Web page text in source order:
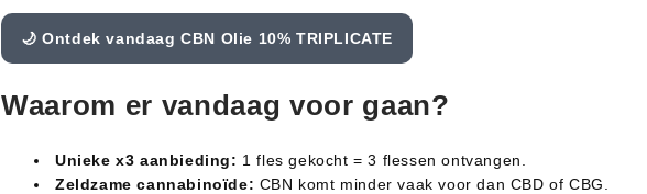
🌙 Ontdek vandaag CBN Olie 10% TRIPLICATE
Waarom er vandaag voor gaan?
Unieke x3 aanbieding: 1 fles gekocht = 3 flessen ontvangen.
Zeldzame cannabinoïde: CBN komt minder vaak voor dan CBD of CBG.